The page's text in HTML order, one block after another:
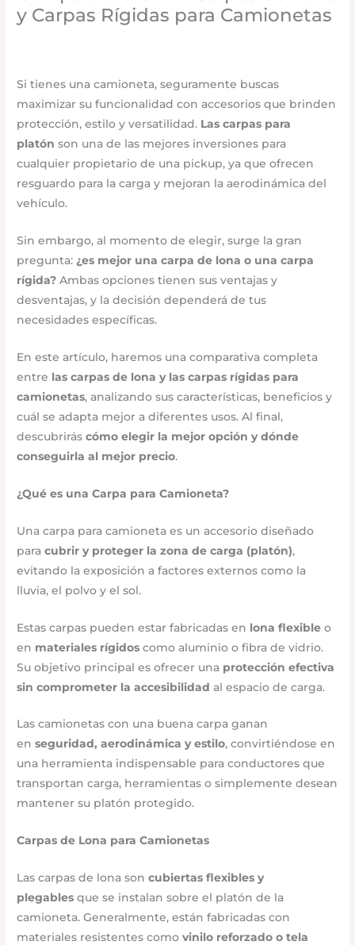
y Carpas Rígidas para Camionetas
Si tienes una camioneta, seguramente buscas
maximizar su funcionalidad con accesorios que brinden
protección, estilo y versatilidad. Las carpas para
platón son una de las mejores inversiones para
cualquier propietario de una pickup, ya que ofrecen
resguardo para la carga y mejoran la aerodinámica del
vehículo.
Sin embargo, al momento de elegir, surge la gran
pregunta: ¿es mejor una carpa de lona o una carpa
rígida? Ambas opciones tienen sus ventajas y
desventajas, y la decisión dependerá de tus
necesidades específicas.
En este artículo, haremos una comparativa completa
entre las carpas de lona y las carpas rígidas para
camionetas, analizando sus características, beneficios y
cuál se adapta mejor a diferentes usos. Al final,
descubriráscómo elegir la mejor opción y dónde
conseguirla al mejor precio.
¿Qué es una Carpa para Camioneta?
Una carpa para camioneta es un accesorio diseñado
paracubrir y proteger la zona de carga (platón),
evitando la exposición a factores externos como la
lluvia, el polvo y el sol.
Estas carpas pueden estar fabricadas en lona flexible o
en materiales rígidos como aluminio o fibra de vidrio.
Su objetivo principal es ofrecer una protección efectiva
sin comprometer la accesibilidad al espacio de carga.
Las camionetas con una buena carpa ganan
enseguridad, aerodinámica y estilo, convirtiéndose en
una herramienta indispensable para conductores que
transportan carga, herramientas o simplemente desean
mantener su platón protegido.
Carpas de Lona para Camionetas
Las carpas de lona soncubiertas flexibles y
plegables que se instalan sobre el platón de la
camioneta. Generalmente, están fabricadas con
materiales resistentes comovinilo reforzado o tela